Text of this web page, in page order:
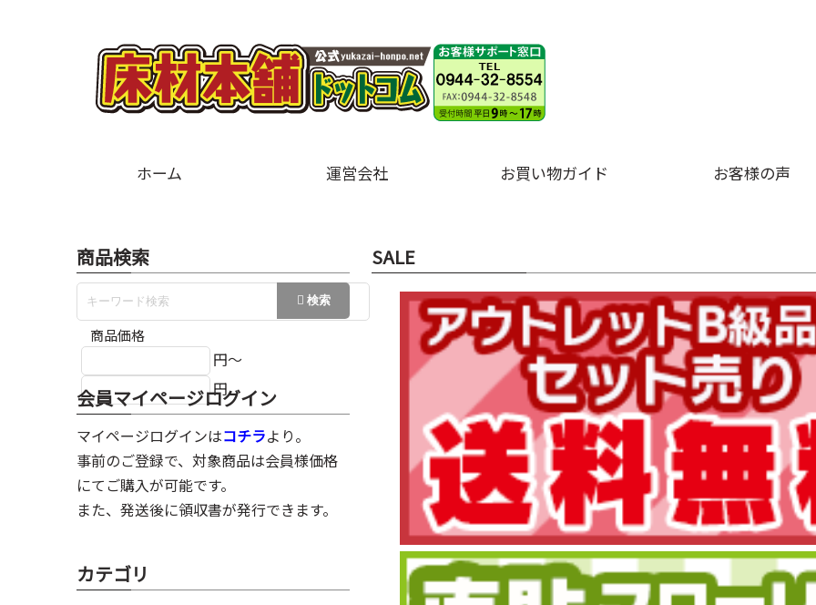
ホーム 運営会社 お買い物ガイド お客様の声
SALE
商品検索
商品価格
円～
円
会員マイページログイン
マイページログインはコチラより。
事前のご登録で、対象商品は会員様価格
にてご購入が可能です。
また、発送後に領収書が発行できます。
カテゴリ